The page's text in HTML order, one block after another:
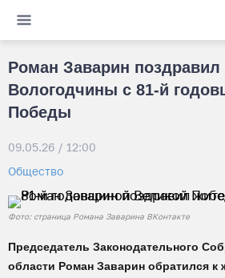
Роман Заварин поздравил
Вологодчины с 81-й
Победы
09.05.26 / 12:00
Общество
Фото: страница Романа Заварина ВКонтакте
Председатель Законодательного
области Роман Заварин обратился к